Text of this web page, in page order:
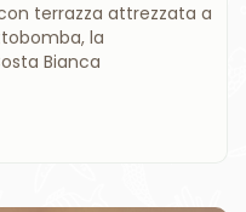
terrazza attrezzata a
la
Bianca